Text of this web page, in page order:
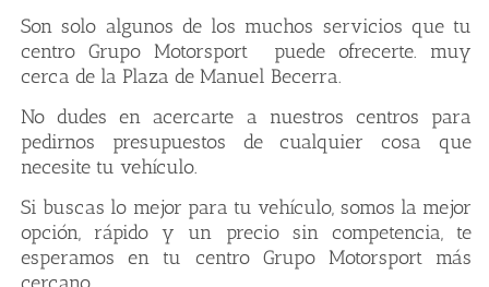
Son solo algunos de los muchos servicios que tu
centro Grupo Motorsport puede ofrecerte. muy
cerca de la Plaza de Manuel Becerra.
No dudes en acercarte a nuestros centros para
pedirnos presupuestos de cualquier cosa que
necesite tu vehículo.
Si buscas lo mejor para tu vehículo, somos la mejor
opción, rápido y un precio sin competencia, te
esperamos en tu centro Grupo Motorsport más